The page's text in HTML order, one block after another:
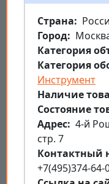
Страна
Город
Категория
Категория
Инструмент
Наличие
Состояние
Aдрес 4-й
стр. 7
Контактный
+7(495)374-64-